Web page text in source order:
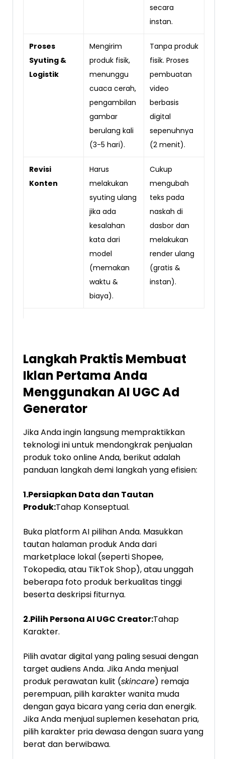
secara
instan.
Proses
Syuting &
Logistik
Mengirim
produk fisik,
menunggu
cuaca cerah,
pengambilan
gambar
berulang kali
(3-5 hari).
Tanpa produk
fisik. Proses
pembuatan
video
berbasis
digital
sepenuhnya
(2 menit).
Revisi
Konten
Harus
melakukan
syuting ulang
jika ada
kesalahan
kata dari
model
(memakan
waktu &
biaya).
Cukup
mengubah
teks pada
naskah di
dasbor dan
melakukan
render ulang
(gratis &
instan).
Langkah Praktis Membuat
Iklan Pertama Anda
Menggunakan AI UGC Ad
Generator
Jika Anda ingin langsung mempraktikkan
teknologi ini untuk mendongkrak penjualan
produk toko online Anda, berikut adalah
panduan langkah demi langkah yang efisien:
1.Persiapkan Data dan Tautan
Produk:Tahap Konseptual.
Buka platform AI pilihan Anda. Masukkan
tautan halaman produk Anda dari
marketplace lokal (seperti Shopee,
Tokopedia, atau TikTok Shop), atau unggah
beberapa foto produk berkualitas tinggi
beserta deskripsi fiturnya.
2.Pilih Persona AI UGC Creator:Tahap
Karakter.
Pilih avatar digital yang paling sesuai dengan
target audiens Anda. Jika Anda menjual
produk perawatan kulit (skincare) remaja
perempuan, pilih karakter wanita muda
dengan gaya bicara yang ceria dan energik.
Jika Anda menjual suplemen kesehatan pria,
pilih karakter pria dewasa dengan suara yang
berat dan berwibawa.